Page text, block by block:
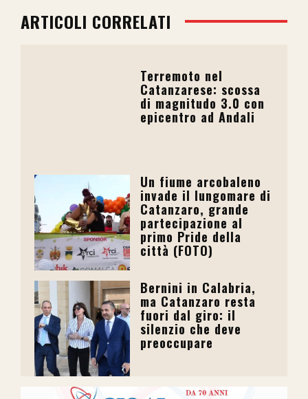
ARTICOLI CORRELATI
Terremoto nel
Catanzarese: scossa
di magnitudo 3.0 con
epicentro ad Andali
Un fiume arcobaleno
invade il lungomare di
Catanzaro, grande
partecipazione al
primo Pride della
città (FOTO)
Bernini in Calabria,
ma Catanzaro resta
fuori dal giro: il
silenzio che deve
preoccupare